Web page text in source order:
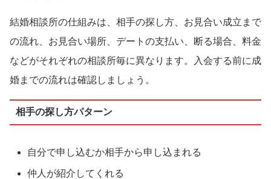
結婚相談所の仕組みは、相手の探し方、お見合い成立まで
の流れ、お見合い場所、デートの支払い、断る場合、料金
などがそれぞれの相談所毎に異なります。入会する前に成
婚までの流れは確認しましょう。
相手の探し方パターン
自分で申し込むか相手から申し込まれる
仲人が紹介してくれる